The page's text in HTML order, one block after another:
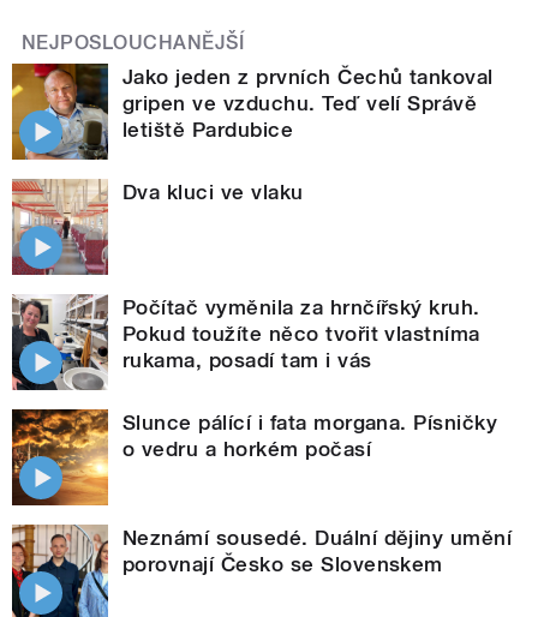
NEJPOSLOUCHANĚJŠÍ
Jako jeden z prvních Čechů tankoval
gripen ve vzduchu. Teď velí Správě
letiště Pardubice
Dva kluci ve vlaku
Počítač vyměnila za hrnčířský kruh.
Pokud toužíte něco tvořit vlastníma
rukama, posadí tam i vás
Slunce pálící i fata morgana. Písničky
o vedru a horkém počasí
Neznámí sousedé. Duální dějiny umění
porovnají Česko se Slovenskem